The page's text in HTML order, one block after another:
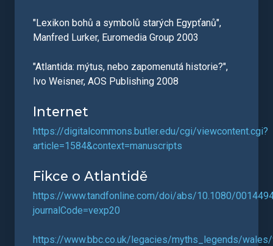
"Lexikon bohů a symbolů starých Egypťanů",
Manfred Lurker, Euromedia Group 2003
"Atlantida: mýtus, nebo zapomenutá historie?",
Ivo Weisner, AOS Publishing 2008
Internet
https://digitalcommons.butler.edu/cgi/viewcontent.cgi?
article=1584&context=manuscripts
Fikce o Atlantidě
https://www.tandfonline.com/doi/abs/10.1080/
journalCode=vexp20
https://www.bbc.co.uk/legacies/myths_legends/